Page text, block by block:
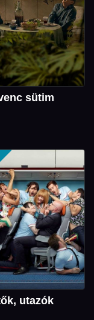
sütim
utazók